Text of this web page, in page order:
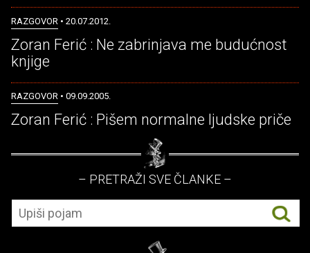
RAZGOVOR • 20.07.2012.
Zoran Ferić : Ne zabrinjava me budućnost
knjige
RAZGOVOR • 09.09.2005.
Zoran Ferić : Pišem normalne ljudske priče
– PRETRAŽI SVE ČLANKE –